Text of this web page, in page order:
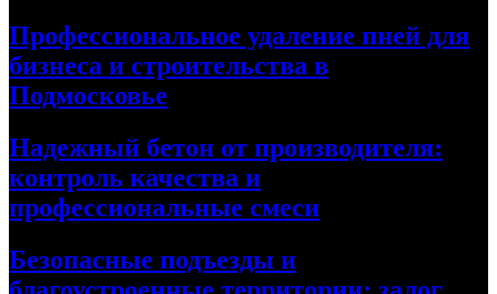
Профессиональное удаление пней для
бизнеса и строительства в
Подмосковье
Надежный бетон от производителя:
контроль качества и
профессиональные смеси
Безопасные подъезды и